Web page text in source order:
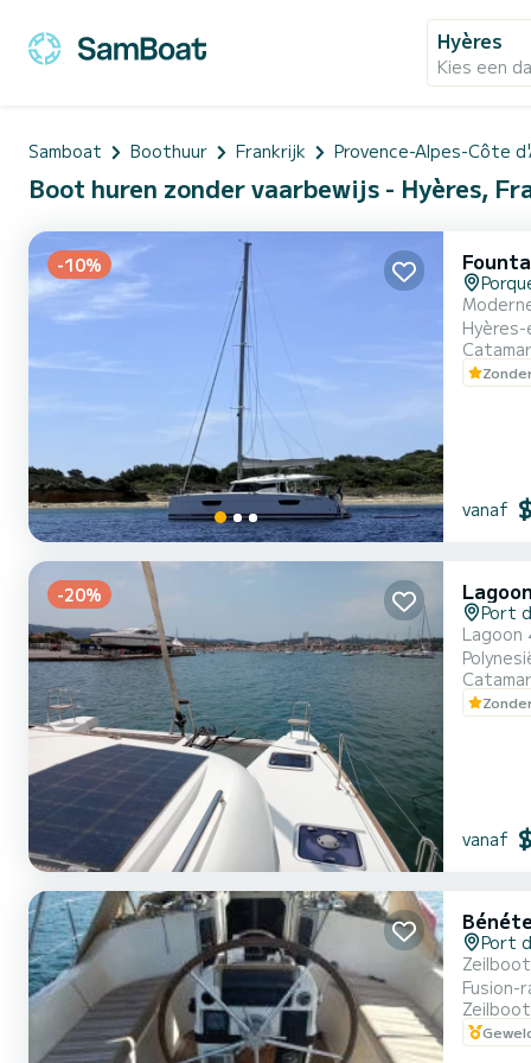
Hyères
Kies een
Samboat Boothuur Frankrijk Provence-Alpes-Côte
Boot huren zonder vaarbewijs - Hyères,
-10%
Hyères-
vanaf
-20%
Port
Lagoon
vanaf
Port
Zeilboot in
Zeilboot